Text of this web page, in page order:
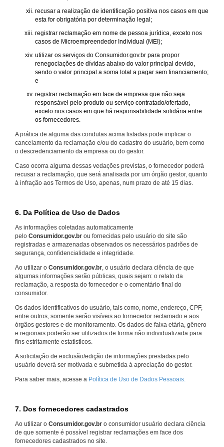
recusar a realização de identificação positiva nos casos em que
esta for obrigatória por determinação legal;
registrar reclamação em nome de pessoa jurídica, exceto nos
casos de Microempreendedor Individual (MEI);
utilizar os serviços do Consumidor.gov.br para propor
renegociações de dívidas abaixo do valor principal devido,
sendo o valor principal a soma total a pagar sem financiamento;
e
registrar reclamação em face de empresa que não seja
responsável pelo produto ou serviço contratado/ofertado,
exceto nos casos em que há responsabilidade solidária entre
os fornecedores.
A prática de alguma das condutas acima listadas pode implicar o
cancelamento da reclamação e/ou do cadastro do usuário, bem como
o descredenciamento da empresa ou do gestor.
Caso ocorra alguma dessas vedações previstas, o fornecedor poderá
recusar a reclamação, que será analisada por um órgão gestor, quanto
à infração aos Termos de Uso, apenas, num prazo de até 15 dias.
6. Da Política de Uso de Dados
As informações coletadas automaticamente
pelo Consumidor.gov.br ou fornecidas pelo usuário do site são
registradas e armazenadas observados os necessários padrões de
segurança, confidencialidade e integridade.
Ao utilizar o Consumidor.gov.br , o usuário declara ciência de que
algumas informações serão públicas, quais sejam: o relato da
reclamação, a resposta do fornecedor e o comentário final do
consumidor.
Os dados identificativos do usuário, tais como, nome, endereço, CPF,
entre outros, somente serão visíveis ao fornecedor reclamado e aos
órgãos gestores e de monitoramento. Os dados de faixa etária, gênero
e regionais poderão ser utilizados de forma não individualizada para
fins estritamente estatísticos.
A solicitação de exclusão/edição de informações prestadas pelo
usuário deverá ser motivada e submetida à apreciação do gestor.
Para saber mais, acesse a Política de Uso de Dados Pessoais.
7. Dos fornecedores cadastrados
Ao utilizar o Consumidor.gov.br o consumidor usuário declara ciência
de que somente é possível registrar reclamações em face dos
fornecedores cadastrados no site.